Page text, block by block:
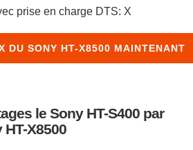
prise en charge DTS: X
DU SONY HT-X8500 MAINTENANT
le Sony HT-S400 par
X8500